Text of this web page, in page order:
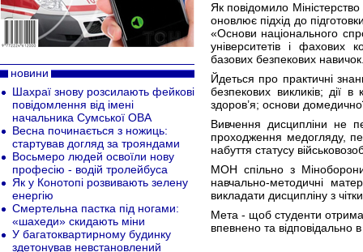
Як повідомило
оновлює підхід до
«Основи національного
університетів і
базових безпекових
Йдеться про практичні
безпекових викликів; дії
здоров’я; основи
Вивчення дисципліни не
проходження медогляду,
набуття статусу
МОН спільно з
навчально-методичні
викладати дисципліну з
Мета - щоб студенти
впевнено та відповідально
новини
Шахраї знову розсилають фейкові
повідомлення від імені
начальника Сумської ОВА
Весна починається з ножиць:
стартував догляд за трояндами
Восьмеро людей освоїли нову
професію - водій тролейбуса
Як у Конотопі розвивають зелену
енергію
Смертельна пастка під ногами:
«шахеди» скидають міни
У багатоквартирному будинку
здетонував невстановлений